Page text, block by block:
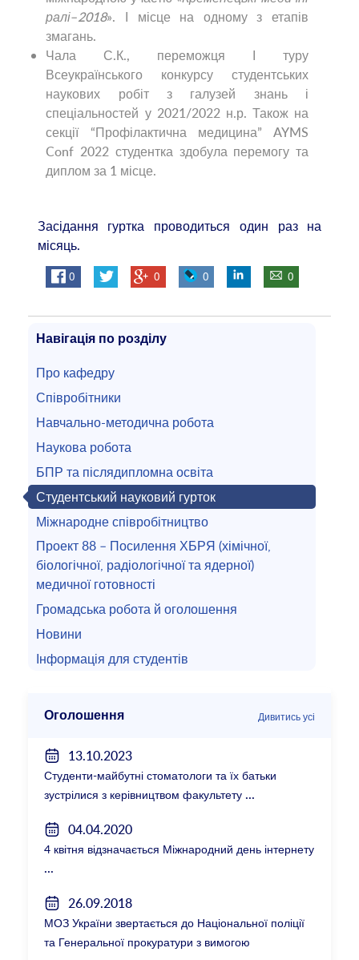
ралі–2018». І місце на одному з етапів
змагань.
Чала С.К., переможця І туру
Всеукраїнського конкурсу студентських
наукових робіт з галузей знань і
спеціальностей у 2021/2022 н.р. Також на
секції “Профілактична медицина” AYMS
Conf 2022 студентка здобула перемогу та
диплом за 1 місце.
Засідання гуртка проводиться один раз на
місяць.
0 0 0 0
Навігація по розділу
Про кафедру
Співробітники
Навчально-методична робота
Наукова робота
БПР та післядипломна освіта
Студентський науковий гурток
Міжнародне співробітництво
Проект 88 – Посилення ХБРЯ (хімічної,
біологічної, радіологічної та ядерної)
медичної готовності
Громадська робота й оголошення
Новини
Інформація для студентів
Оголошення Дивитись усі
13.10.2023
Студенти-майбутні стоматологи та їх батьки
зустрілися з керівництвом факультету
04.04.2020
4 квітня відзначається Міжнародний день інтернету
26.09.2018
МОЗ України звертається до Національної поліції
та Генеральної прокуратури з вимогою